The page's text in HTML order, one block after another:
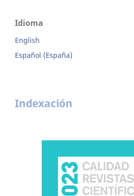
Idioma
English
Español (España)
Indexación